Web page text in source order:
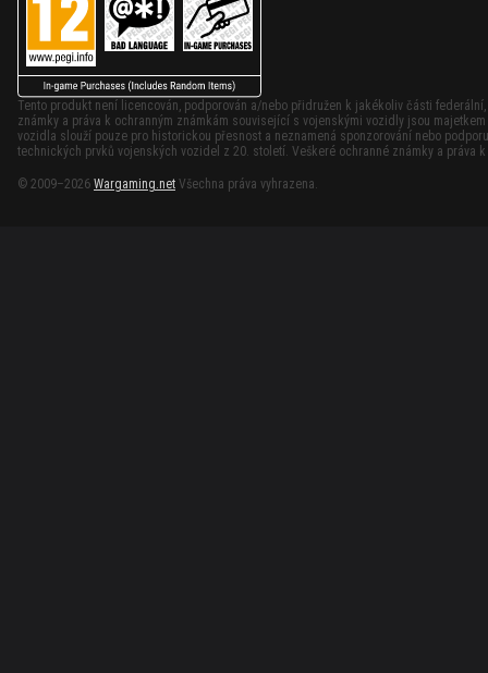
Tento produkt není licencován, podporován a/nebo přidružen k jakékoliv části
známky a práva k ochranným známkám související s vojenskými vozidly jsou
vozidla slouží pouze pro historickou přesnost a neznamená sponzorování nebo
technických prvků vojenských vozidel z 20. století. Veškeré ochranné známky a
© 2009–2026 Wargaming.net Všechna práva vyhrazena.